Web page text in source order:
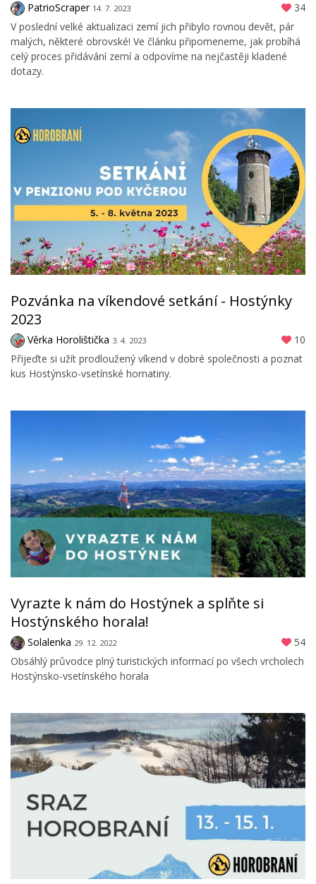
PatrioScraper 14. 7. 2023
34
V poslední velké aktualizaci zemí jich přibylo rovnou devět, pár
malých, některé obrovské! Ve článku připomeneme, jak probíhá
celý proces přidávání zemí a odpovíme na nejčastěji kladené
dotazy.
Pozvánka na víkendové setkání - Hostýnky
2023
Věrka Horolištička 3. 4. 2023
10
Přijeďte si užít prodloužený víkend v dobré společnosti a poznat
kus Hostýnsko-vsetínské hornatiny.
Vyrazte k nám do Hostýnek a splňte si
Hostýnského horala!
Solalenka 29. 12. 2022
54
Obsáhlý průvodce plný turistických informací po všech vrcholech
Hostýnsko-vsetínského horala